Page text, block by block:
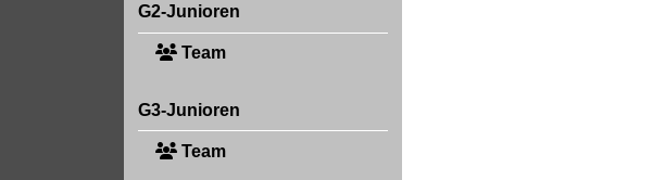
G2-Junioren
Team
G3-Junioren
Team